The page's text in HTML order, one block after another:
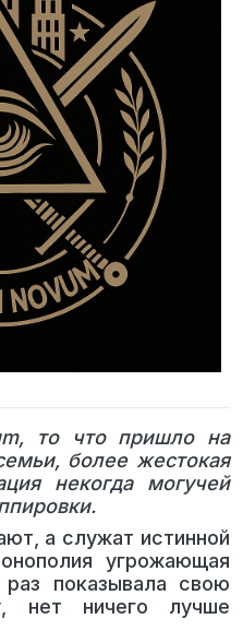
то что пришло на
более жестокая
некогда могучей
а служат истинной
угрожающая
показывала свою
нет ничего лучше